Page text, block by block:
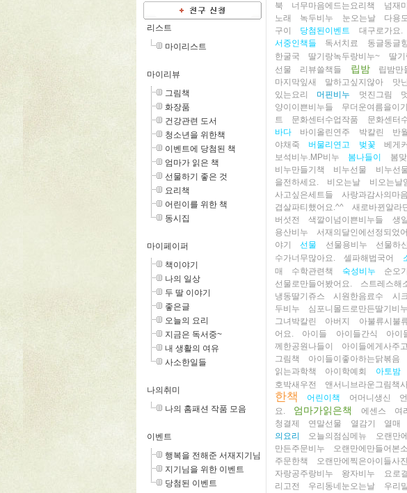
리스트
마이리스트
마이리뷰
그림책
화장품
건강관련 도서
청소년을 위한책
이벤트에 당첨된 책
엄마가 읽은 책
선물하기 좋은 것
요리책
어린이를 위한 책
동시집
마이페이퍼
책이야기
나의 일상
두 딸 이야기
좋은글
오늘의 요리
지금은 독서중~
내 생활의 여유
사소한일들
나의취미
나의 홈패션 작품 모음
이벤트
행복을 전해준 서재지기님
지기님을 위한 이벤트
당첨된 이벤트
북
너무마음에드는요리책 넘재
노래
녹두비누 눈오는날 다용
구이
당첨된이벤트 대구로가요.
서중인책들
독서치료 동글동글
한굴국
딸기랑녹두랑비누~ 딸
선물
리뷰쓸책들 립밤 립밤만
마지막잎새
말하고싶지않아 맛
있는요리
머핀비누 멋진그림
양이이쁜비누들
무더운여름을이
트
문화센터수업작품 문화센터
바다
바이올린연주 박칼린 반
야채죽
버물리연고 벚꽃 베게
보석비누.MP비누
봄나들이 봄
비누만들기책
비누선물 비누선
을전하세요.
비오는날 비오는날
사고싶은세트들
사랑과감사의마
겹살파티했어요.^^
새로바뀐알라
버섯전
색깔이넘이쁜비누들 생
용산비누
서재의달인에선정되었
야기
선물 선물용비누 선물하
수가너무많아요.
셀파해법국어
매
수학관련책 숙성비누 순오
선물로만들어봤어요.
스트레스해
냉동딸기쥬스
시원한음료수 시
두비누
심포니몰드로만든딸기비누
그녀박칼린
아버지 아불류시불
어요.
아이들 아이들간식 아이
께한공원나들이
아이들에게사주
그림책
아이들이좋아하는닭볶음
읽는과학책
아이학예회 아토밤
호박새우전
앤서니브라운그림책
한책
어린이책 어머니생신
요.
엄마가읽은책 에센스 여
청결제
연말선물 열감기 열매
의요리
오늘의점심메뉴 오랜만
만든주문비누
오랜만에만들어본
주문한책
오랜만에찍은아이들사진
자랑공주랑비누
왕자비누 요로
리고전
우리동네눈오는날 우리